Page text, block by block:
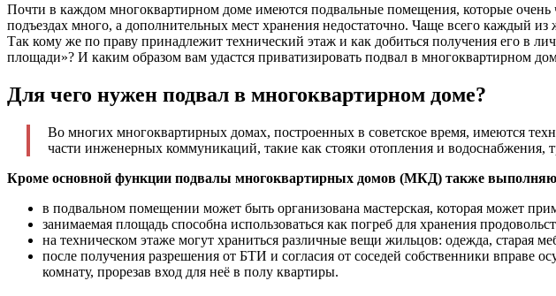
Почти в каждом многоквартирном доме имеются подвальные помещения, которые очень
подъездах много, а дополнительных мест хранения недостаточно. Чаще всего каждый
Так кому же по праву принадлежит технический этаж и как добиться получения его в
площади»? И каким образом вам удастся приватизировать подвал в многоквартирном
Для чего нужен подвал в многоквартирном доме?
Во многих многоквартирных домах, построенных в советское время, имеются
части инженерных коммуникаций, такие как стояки отопления и водоснабжения,
Кроме основной функции подвалы многоквартирных домов (МКД) также
в подвальном помещении может быть организована мастерская, которая может
занимаемая площадь способна использоваться как погреб для хранения
на техническом этаже могут храниться различные вещи жильцов: одежда, старая
после получения разрешения от БТИ и согласия от соседей собственники вправе
комнату, прорезав вход для неё в полу квартиры.